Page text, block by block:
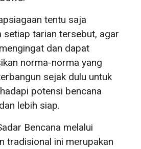
tentu saja
setiap tarian tersebut, agar
dan dapat
norma-norma yang
sejak dulu untuk
potensi bencana
lebih siap.
Bencana melalui
tradisional ini merupakan